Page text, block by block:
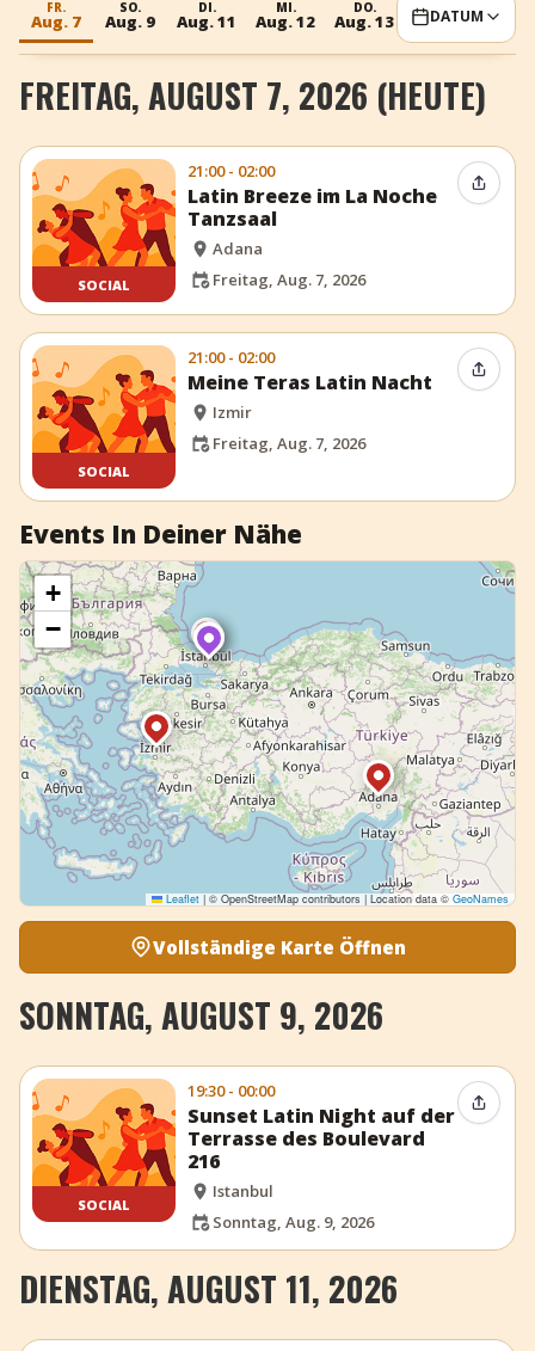
+ Event hinzufügen
FR.
Aug. 7
SO.
Aug. 9
DI.
Aug. 11
MI.
Aug. 12
DO.
Aug. 13 Aug. 14
SO.
Aug.
DATUM
FREITAG, AUGUST 7, 2026 (HEUTE)
SOCIAL
21:00 - 02:00
Latin Breeze im La Noche
Tanzsaal
Adana
Freitag, Aug. 7, 2026
Event
SOCIAL
21:00 - 02:00
Meine Teras Latin Nacht
Izmir
Freitag, Aug. 7, 2026
Event
Events In Deiner Nähe
+
−
Leaflet |© OpenStreetMap contributors | Location data © GeoNames
Vollständige Karte Öffnen
SONNTAG, AUGUST 9, 2026
SOCIAL
19:30 - 00:00
Sunset Latin Night auf der
Terrasse des Boulevard
216
Istanbul
Sonntag, Aug. 9, 2026
Event
DIENSTAG, AUGUST 11, 2026